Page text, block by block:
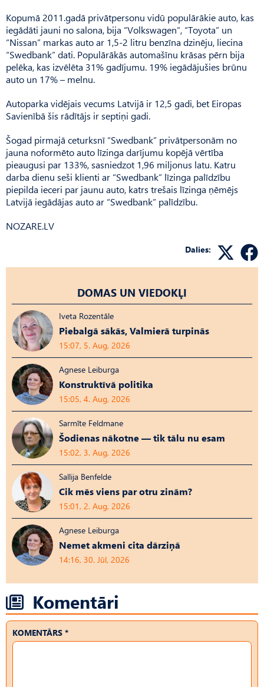
Kopumā 2011.gadā privātpersonu vidū populārākie auto, kas
iegādāti jauni no salona, bija “Volkswagen”, “Toyota” un
“Nissan” markas auto ar 1,5-2 litru benzīna dzinēju, liecina
“Swedbank” dati. Populārākās automašīnu krāsas pērn bija
pelēka, kas izvēlēta 31% gadījumu. 19% iegādājušies brūnu
auto un 17% – melnu.
Autoparka vidējais vecums Latvijā ir 12,5 gadi, bet Eiropas
Savienībā šis rādītājs ir septiņi gadi.
Šogad pirmajā ceturksnī “Swedbank” privātpersonām no
jauna noformēto auto līzinga darījumu kopējā vērtība
pieaugusi par 133%, sasniedzot 1,96 miljonus latu. Katru
darba dienu seši klienti ar “Swedbank” līzinga palīdzību
piepilda ieceri par jaunu auto, katrs trešais līzinga ņēmējs
Latvijā iegādājas auto ar “Swedbank” palīdzību.
NOZARE.LV
Dalies:
DOMAS UN VIEDOKĻI
Iveta Rozentāle
Piebalgā sākās, Valmierā turpinās
15:07, 5. Aug, 2026
Agnese Leiburga
Konstruktīvā politika
15:05, 4. Aug, 2026
Sarmīte Feldmane
Šodienas nākotne — tik tālu nu esam
15:02, 3. Aug, 2026
Sallija Benfelde
Cik mēs viens par otru zinām?
15:01, 2. Aug, 2026
Agnese Leiburga
Nemet akmeni cita dārziņā
14:16, 30. Jūl, 2026
Komentāri
KOMENTĀRS *